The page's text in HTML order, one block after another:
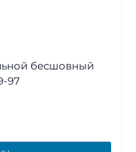
бесшовный
97